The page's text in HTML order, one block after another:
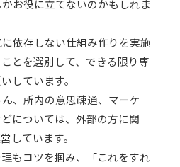
お役に立てないのかもしれま
依存しない仕組み作りを実施
とを選別して、できる限り専
しています。
、所内の意思疎通、マーケ
については、外部の方に関
しています。
もコツを掴み、「これをすれ